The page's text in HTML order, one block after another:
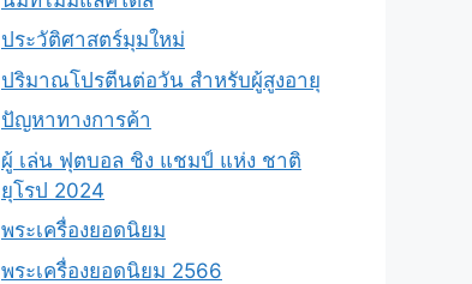
ประวัติศาสตร์มุมใหม่
ปริมาณโปรตีนต่อวัน สำหรับผู้สูงอายุ
ปัญหาทางการค้า
ผู้ เล่น ฟุตบอล ชิง แชมป์ แห่ง ชาติ
ยุโรป 2024
พระเครื่องยอดนิยม
พระเครื่องยอดนิยม 2566